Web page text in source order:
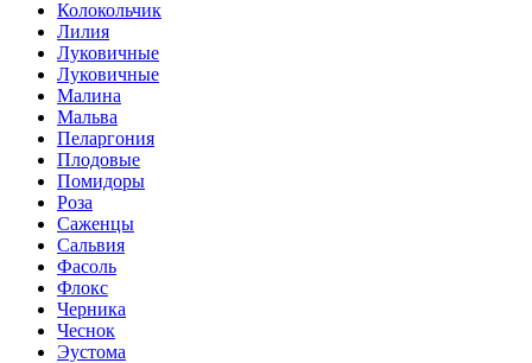
Колокольчик
Лилия
Луковичные
Луковичные
Малина
Мальва
Пеларгония
Плодовые
Помидоры
Роза
Саженцы
Сальвия
Фасоль
Флокс
Черника
Чеснок
Эустома